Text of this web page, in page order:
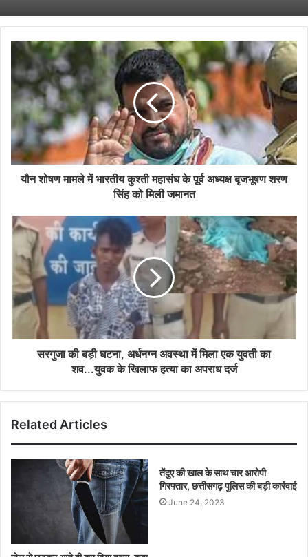
यौन शोषण मामले में भारतीय कुश्ती महासंघ के पूर्व अध्यक्ष बृजभूषण शरण
सिंह को मिली जमानत
सरगुजा की बड़ी घटना, अर्धनग्न अवस्था में मिला एक युवती का
शव...युवक के खिलाफ हत्या का अपराध दर्ज
Related Articles
तेंदुए की खाल के साथ चार आरोपी
गिरफ्तार, छत्तीसगढ़ पुलिस की बड़ी कार्रवाई
June 24, 2023